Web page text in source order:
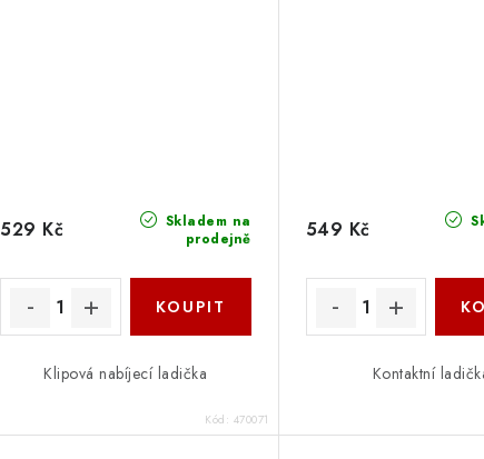
Skladem na
prodejně
529 Kč
Klipová nabíjecí ladička
Kód: 470071
549 Kč
Kontaktní